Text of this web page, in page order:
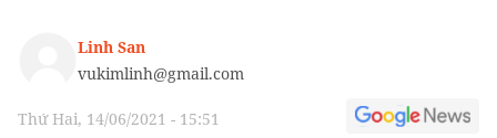
Linh San
vukimlinh@gmail.com
Thứ Hai, 14/06/2021 - 15:51